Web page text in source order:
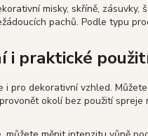
í
p
v
y
v
misky, skříně, zásuvky,
pachů. Podle typu
i praktické
pro dekorativní vzhled.
okolí bez použití